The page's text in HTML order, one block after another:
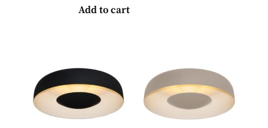
Add to cart